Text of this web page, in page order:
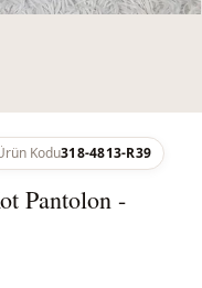
Kodu318-4813-R39
Pantolon -